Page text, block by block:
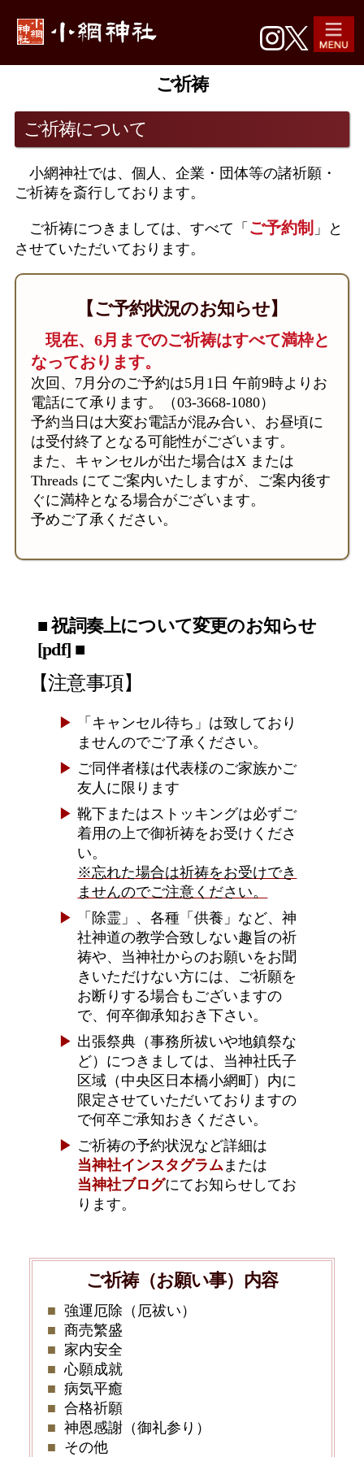
ご祈祷
ご祈祷について
小網神社では、個人、企業・団体等の諸祈願・
ご祈祷を斎行しております。
ご祈祷につきましては、すべて「 ご予約制 」と
させていただいております。
【ご予約状況のお知らせ】
現在、6月までのご祈祷はすべて満枠と
なっております。
次回、7月分のご予約は5月1日 午前9時よりお
電話にて承ります。（03-3668-1080）
予約当日は大変お電話が混み合い、お昼頃に
は受付終了となる可能性がございます。
また、キャンセルが出た場合はX または
Threads にてご案内いたしますが、ご案内後す
ぐに満枠となる場合がございます。
予めご了承ください。
■ 祝詞奏上について変更のお知らせ
[pdf] ■
【注意事項】
「キャンセル待ち」は致しており
ませんのでご了承ください。
ご同伴者様は代表様のご家族かご
友人に限ります
靴下またはストッキングは必ずご
着用の上で御祈祷をお受けくださ
い。
※忘れた場合は祈祷をお受けでき
ませんのでご注意ください。
「除霊」、各種「供養」など、神
社神道の教学合致しない趣旨の祈
祷や、当神社からのお願いをお聞
きいただけない方には、ご祈願を
お断りする場合もございますの
で、何卒御承知おき下さい。
出張祭典（事務所祓いや地鎮祭な
ど）につきましては、当神社氏子
区域（中央区日本橋小網町）内に
限定させていただいておりますの
で何卒ご承知おきください。
ご祈祷の予約状況など詳細は
当神社インスタグラム または
当神社ブログにてお知らせしてお
ります。
ご祈祷（お願い事）内容
強運厄除（厄祓い）
商売繁盛
家内安全
心願成就
病気平癒
合格祈願
神恩感謝（御礼参り）
その他